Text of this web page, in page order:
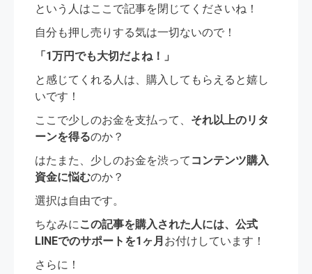
という人はここで記事を閉じてくださいね！
自分も押し売りする気は一切ないので！
「1万円でも大切だよね！」
と感じてくれる人は、購入してもらえると嬉し
いです！
ここで少しのお金を支払って、 それ以上のリタ
ーンを得るのか？
はたまた、少しのお金を渋って コンテンツ購入
資金に悩むのか？
選択は自由です。
ちなみにこの記事を購入された人には、公式
LINEでのサポートを1ヶ月 お付けしています！
さらに！